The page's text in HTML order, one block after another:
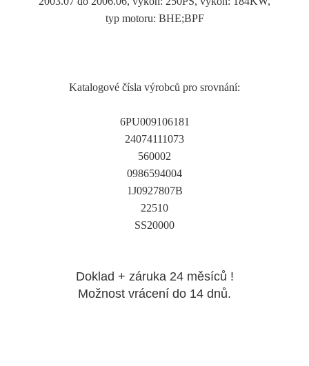
typ motoru: BHE;BPF
Katalogové čísla výrobců pro srovnání:
6PU009106181
24074111073
560002
0986594004
1J0927807B
22510
SS20000
Doklad + záruka 24 měsíců !
Možnost vrácení do 14 dnů.